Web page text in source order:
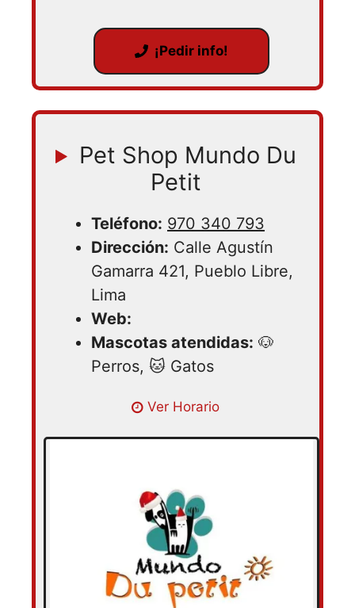
¡Pedir info!
Pet Shop Mundo Du
Petit
Teléfono: 970 340 793
Dirección: Calle Agustín
Gamarra 421, Pueblo Libre,
Lima
Web:
Mascotas atendidas: 🐶
Perros, 🐱 Gatos
Lunes 09:00 – 20:00 | Martes 09:00 –
Jueves 09:00 – 20:00 | Viernes 09:00 –
Ver Horario